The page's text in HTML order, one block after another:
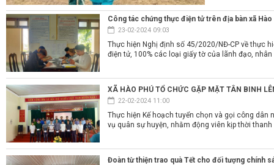
Công tác chứng thực điện tử trên địa bàn xã Hào
23-02-2024 09:03
Thực hiện Nghị định số 45/2020/NĐ-CP về thực
điện tử, 100% các loại giấy tờ của lãnh đạo, nhân
XÃ HÀO PHÚ TỔ CHỨC GẶP MẶT TÂN BINH
22-02-2024 11:00
Thực hiện Kế hoạch tuyển chọn và gọi công dân
vụ quân sự huyện, nhằm động viên kịp thời
Đoàn từ thiện trao quà Tết cho đối tượng chính